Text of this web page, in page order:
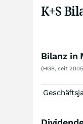
K+S
Bilanz in
(HGB, seit